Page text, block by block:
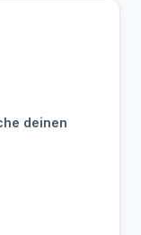
deinen